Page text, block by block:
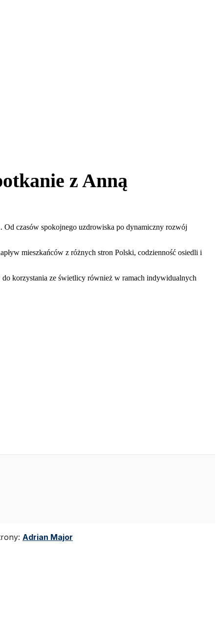
z Anną
Od czasów spokojnego uzdrowiska po dynamiczny rozwój
mieszkańców z różnych stron Polski, codzienność osiedli i
do korzystania ze świetlicy również w ramach indywidualnych
Adrian Major